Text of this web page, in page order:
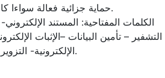
حماية جزائية فعالة سواءا
الكلمات المفتاحية: المستند الإلكتروني-
التشفير – تأمين البيانات –الإثبات
الإلكترونية-